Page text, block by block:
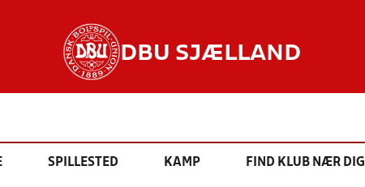
DBU SJÆLLAND
SPILLESTED KAMP FIND KLUB NÆR DIG